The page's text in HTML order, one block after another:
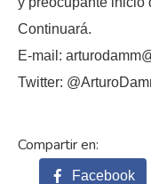
Continuará.
E-mail:
Twitter:
Facebook